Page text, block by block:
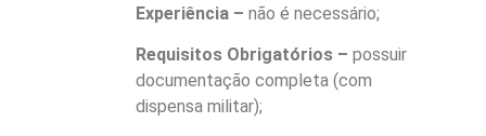
Experiência – não é necessário;
Requisitos Obrigatórios – possuir
documentação completa (com
dispensa militar);